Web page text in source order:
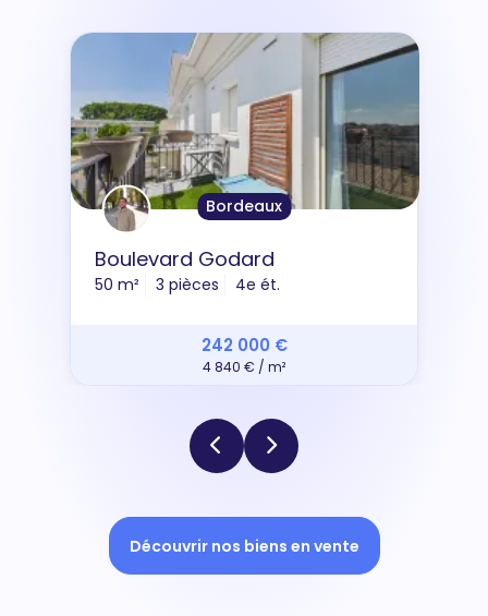
Bordeaux
Boulevard Godard
50 m² 3 pièces 4e ét.
242 000 €
4 840 € / m²
Découvrir nos biens en vente